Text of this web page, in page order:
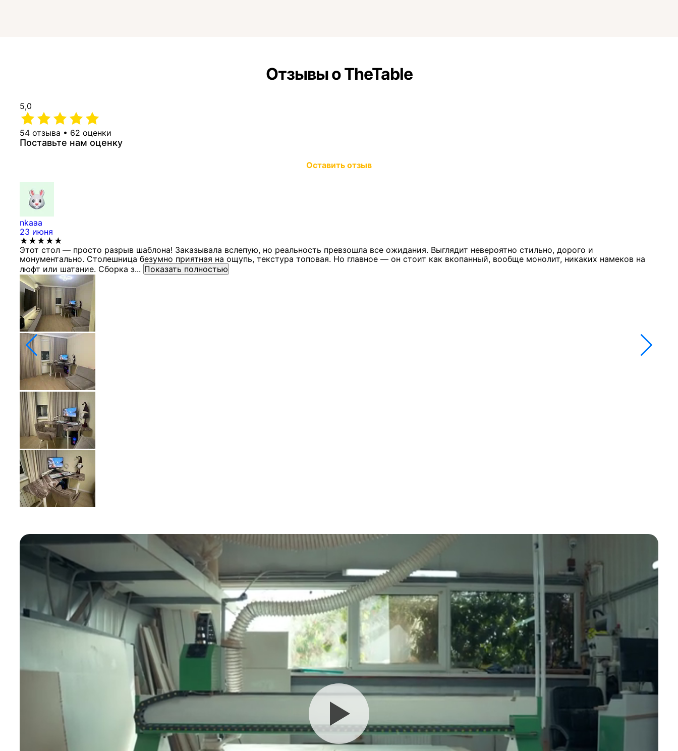
Отзывы о TheTable
5,0
54 отзыва • 62 оценки
Поставьте нам оценку
Оставить отзыв
nkaaa
23 июня
★★★★★
Этот стол — просто разрыв шаблона! Заказывала вслепую, но реальность превзошла все ожидания. Выглядит невероятно стильно, дорого и
монументально. Столешница безумно приятная на ощупь, текстура топовая. Но главное — он стоит как вкопанный, вообще монолит, никаких намеков на
люфт или шатание. Сборка з... Показать полностью